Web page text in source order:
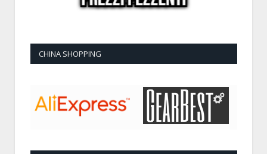
CHINA SHOPPING